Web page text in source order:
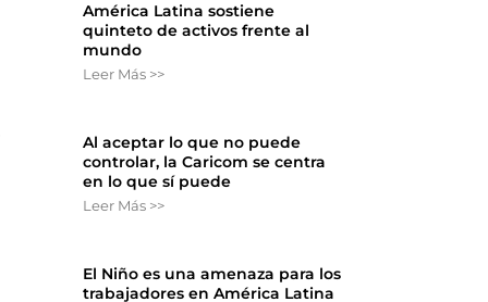
América Latina sostiene
quinteto de activos frente al
mundo
Leer Más >>
Al aceptar lo que no puede
controlar, la Caricom se centra
en lo que sí puede
Leer Más >>
El Niño es una amenaza para los
trabajadores en América Latina